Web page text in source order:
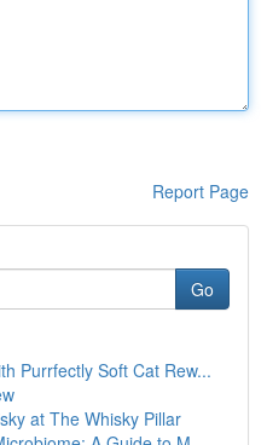
Report Page
Go
Purrfectly Soft Cat Rew...
at The Whisky Pillar